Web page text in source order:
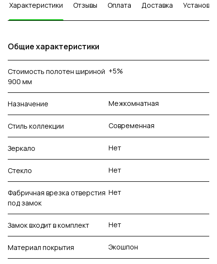
Характеристики Отзывы Оплата Доставка Установка
Общие характеристики
Стоимость полотен шириной
900 мм
+5%
Назначение Межкомнатная
Стиль коллекции Современная
Зеркало Нет
Стекло Нет
Фабричная врезка отверстия
под замок
Нет
Замок входит в комплект Нет
Материал покрытия Экошпон